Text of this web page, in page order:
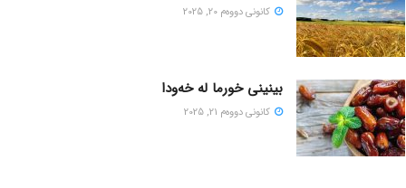
كانونی دووه‌م 20, 2025
بینینی خورما لە خەودا
كانونی دووه‌م 21, 2025